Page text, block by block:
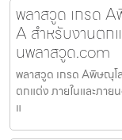
พลาสวูด เกรด
A สำหรับงานตก
นพลาสวูด.com
พลาสวูด เกรด Aพิษณุโ
ตกแต่ง ภายในและภา
แ